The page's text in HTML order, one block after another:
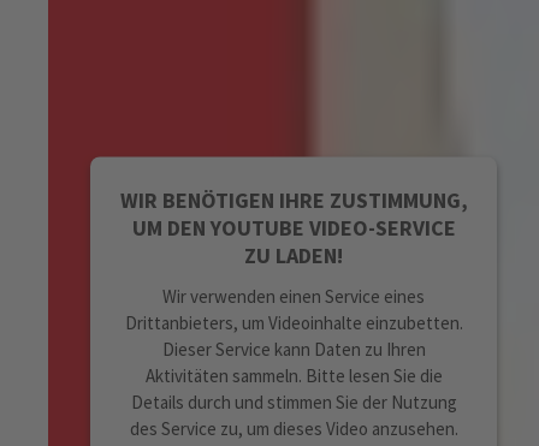
einzubetten. Dieser Service kann Daten zu
Details durch und stimmen Sie der Nutzung
des Service zu, um diese Inhalte anzuzeigen.
MEHR INFORMATIONEN
AKZEPTIEREN
powered by Usercentrics Consent
Management Platform
WIR BENÖTIGEN IHRE ZUSTIMMUNG,
UM DEN YOUTUBE VIDEO-SERVICE
ZU LADEN!
Wir verwenden einen Service eines
Drittanbieters, um Videoinhalte einzubetten.
Dieser Service kann Daten zu Ihren
Aktivitäten sammeln. Bitte lesen Sie die
Details durch und stimmen Sie der Nutzung
des Service zu, um dieses Video anzusehen.